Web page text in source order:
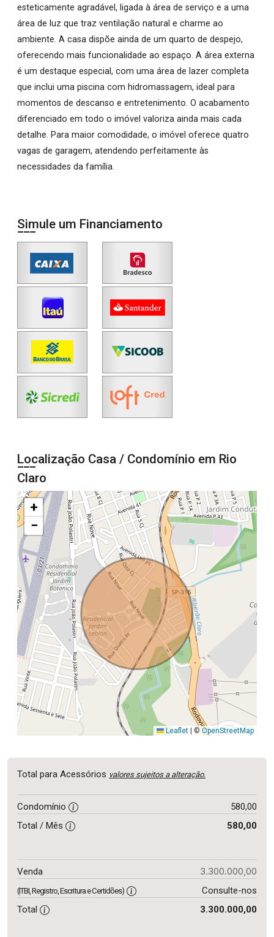
esteticamente agradável, ligada à área de serviço e a uma
área de luz que traz ventilação natural e charme ao
ambiente. A casa dispõe ainda de um quarto de despejo,
oferecendo mais funcionalidade ao espaço. A área externa
é um destaque especial, com uma área de lazer completa
que inclui uma piscina com hidromassagem, ideal para
momentos de descanso e entretenimento. O acabamento
diferenciado em todo o imóvel valoriza ainda mais cada
detalhe. Para maior comodidade, o imóvel oferece quatro
vagas de garagem, atendendo perfeitamente às
necessidades da família.
Simule um Financiamento
Localização Casa / Condomínio em Rio
Claro
+
−
Leaflet ©OpenStreetMap
Total para Acessórios valores sujeitos a alteração.
Condomínio
580,00
Total / Mês
580,00
Venda 3.300.000,00
(ITBI, Registro, Escritura e Certidões)
Consulte-nos
Total
3.300.000,00